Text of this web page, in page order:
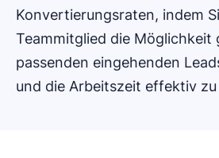
Konvertierungsraten, indem
Teammitglied die Möglichkeit
passenden eingehenden
und die Arbeitszeit effektiv